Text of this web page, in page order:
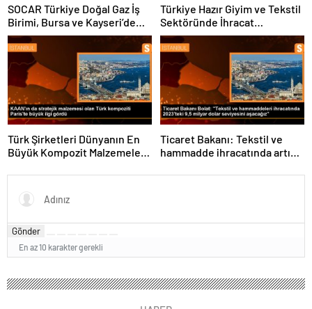
yapıyoruz
Buluştu
SOCAR Türkiye Doğal Gaz İş
Birimi, Bursa ve Kayseri’de
Şebeke Uzunluğunu Artıracak
Türkiye Hazır Giyim ve Tekstil
Sektöründe İhracat
Hedeflerini Açıkladı
Türk Şirketleri Dünyanın En
Büyük Kompozit Malzemeler
Ticaret Bakanı: Tekstil ve
hammadde ihracatında artış
Gönder
En az 10 karakter gerekli